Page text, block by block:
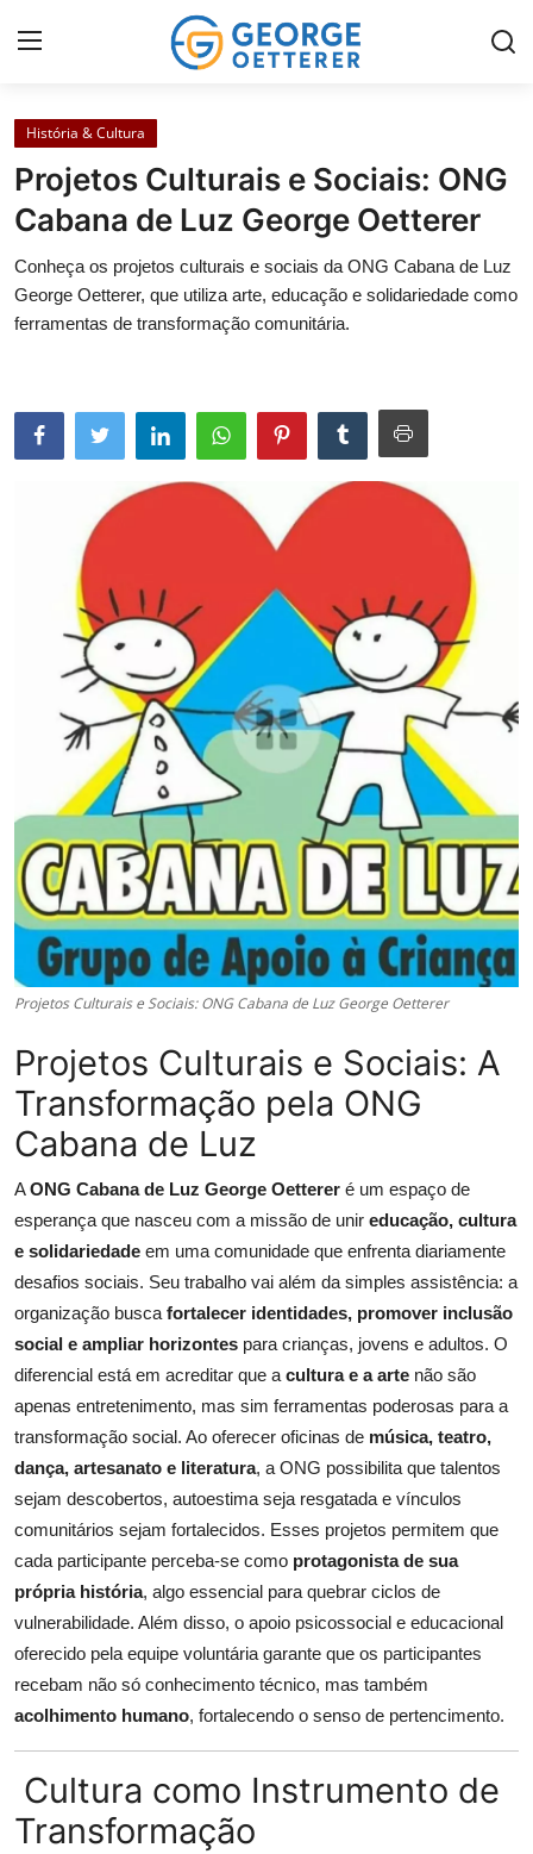
Home
Serviços Locais
História & Cultura
Imóveis & Investimentos
Galeria
História & Cultura
Projetos Culturais e Sociais: ONG
Cabana de Luz George Oetterer
Conheça os projetos culturais e sociais da ONG Cabana de Luz
George Oetterer, que utiliza arte, educação e solidariedade como
ferramentas de transformação comunitária.
Projetos Culturais e Sociais: ONG Cabana de Luz George Oetterer
Projetos Culturais e Sociais: A
Transformação pela ONG
Cabana de Luz
AONG Cabana de Luz George Oetterer é um espaço de
esperança que nasceu com a missão de unir educação, cultura
e solidariedade em uma comunidade que enfrenta diariamente
desafios sociais. Seu trabalho vai além da simples assistência: a
organização buscafortalecer identidades, promover inclusão
social e ampliar horizontes para crianças, jovens e adultos. O
diferencial está em acreditar que acultura e a arte não são
apenas entretenimento, mas sim ferramentas poderosas para a
transformação social. Ao oferecer oficinas de música, teatro,
dança, artesanato e literatura, a ONG possibilita que talentos
sejam descobertos, autoestima seja resgatada e vínculos
comunitários sejam fortalecidos. Esses projetos permitem que
cada participante perceba-se como protagonista de sua
própria história, algo essencial para quebrar ciclos de
vulnerabilidade. Além disso, o apoio psicossocial e educacional
oferecido pela equipe voluntária garante que os participantes
recebam não só conhecimento técnico, mas também
acolhimento humano, fortalecendo o senso de pertencimento.
Cultura como Instrumento de
Transformação